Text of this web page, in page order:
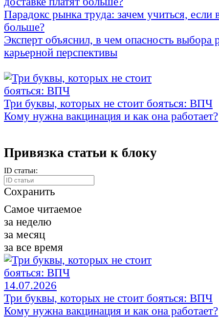
Парадокс рынка труда: зачем учиться, если
больше?
Эксперт объяснил, в чем опасность выбора
карьерной перспективы
Три буквы, которых не стоит бояться: ВПЧ
Кому нужна вакцинация и как она работает?
Привязка статьи к блоку
ID статьи:
Сохранить
Самое читаемое
за неделю
за месяц
за все время
14.07.2026
Три буквы, которых не стоит бояться: ВПЧ
Кому нужна вакцинация и как она работает?